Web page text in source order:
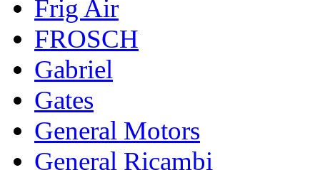
Frig Air
FROSCH
Gabriel
Gates
General Motors
General Ricambi